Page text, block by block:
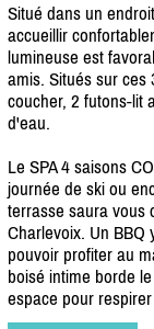
Situé dans un
accueillir
lumineuse est
amis. Situés sur
coucher, 2 futons-lit
d'eau.
Le SPA 4 saisons
journée de ski ou
terrasse saura vous
Charlevoix. Un BBQ
pouvoir profiter au
boisé intime borde
espace pour